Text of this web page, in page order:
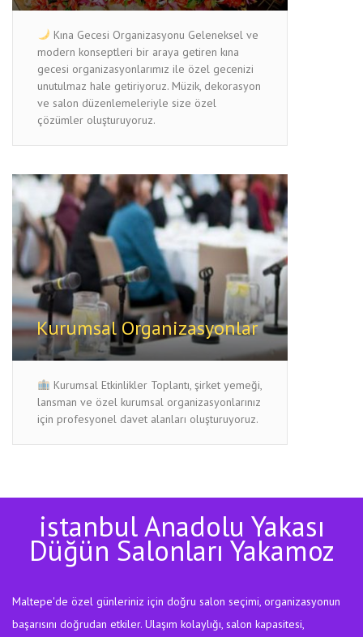
Kına Gecesi Organizasyonu Geleneksel ve
modern konseptleri bir araya getiren kına
gecesi organizasyonlarımız ile özel gecenizi
unutulmaz hale getiriyoruz. Müzik, dekorasyon
ve salon düzenlemeleriyle size özel
çözümler oluşturuyoruz.
Kurumsal Organizasyonlar
Kurumsal Etkinlikler Toplantı, şirket yemeği,
lansman ve özel kurumsal organizasyonlarınız
için profesyonel davet alanları oluşturuyoruz.
istanbul Anadolu Yakası
Düğün Salonları Yakamoz
Maltepe'de özel günleriniz için doğru salon seçimi, organizasyonun
başarısını doğrudan etkiler. Ulaşım kolaylığı, salon kapasitesi,